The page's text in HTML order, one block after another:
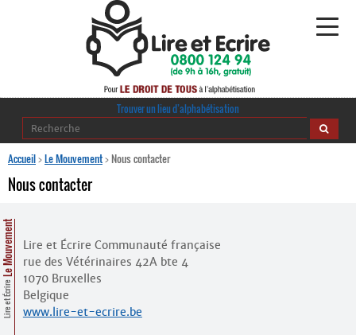
Alphabétisation
Trouver un lieu d’alphabétisation
Accueil>Le Mouvement>Nous contacter
Nous contacter
Lire et Écrire
Le Mouvement
Lire et Écrire Communauté française
rue des Vétérinaires 42A bte 4
1070 Bruxelles
Belgique
www.lire-et-ecrire.be